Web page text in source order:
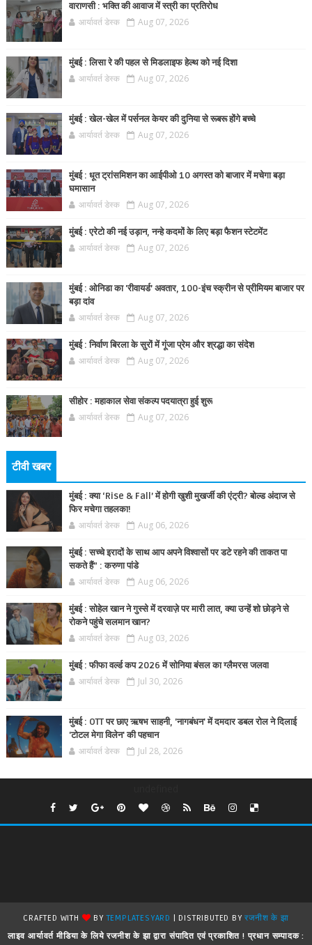
वाराणसी : भक्ति की आवाज में स्त्री का प्रतिरोध
आर्यावर्त डेस्क Aug 07, 2026
मुंबई : लिसा रे की पहल से मिडलाइफ हेल्थ को नई दिशा
आर्यावर्त डेस्क Aug 07, 2026
मुंबई : खेल-खेल में पर्सनल केयर की दुनिया से रूबरू होंगे बच्चे
आर्यावर्त डेस्क Aug 07, 2026
मुंबई : धूत ट्रांसमिशन का आईपीओ 10 अगस्त को बाजार में मचेगा बड़ा
घमासान
आर्यावर्त डेस्क Aug 07, 2026
मुंबई : एरेटो की नई उड़ान, नन्हे कदमों के लिए बड़ा फैशन स्टेटमेंट
आर्यावर्त डेस्क Aug 07, 2026
मुंबई : ओनिडा का 'रीवायर्ड’ अवतार, 100-इंच स्क्रीन से प्रीमियम बाजार पर
बड़ा दांव
आर्यावर्त डेस्क Aug 07, 2026
मुंबई : निर्वाण बिरला के सुरों में गूंजा प्रेम और श्रद्धा का संदेश
आर्यावर्त डेस्क Aug 07, 2026
सीहोर : महाकाल सेवा संकल्प पदयात्रा हुई शुरू
आर्यावर्त डेस्क Aug 07, 2026
टीवी खबर
मुंबई : क्या ‘Rise & Fall’ में होगी खुशी मुखर्जी की एंट्री? बोल्ड अंदाज से
फिर मचेगा तहलका!
आर्यावर्त डेस्क Aug 06, 2026
मुंबई : सच्चे इरादों के साथ आप अपने विश्वासों पर डटे रहने की ताकत पा
सकते हैं” : करुणा पांडे
आर्यावर्त डेस्क Aug 06, 2026
मुंबई : सोहेल खान ने गुस्से में दरवाज़े पर मारी लात, क्या उन्हें शो छोड़ने से
रोकने पहुंचे सलमान खान?
आर्यावर्त डेस्क Aug 03, 2026
मुंबई : फीफा वर्ल्ड कप 2026 में सोनिया बंसल का ग्लैमरस जलवा
आर्यावर्त डेस्क Jul 30, 2026
मुंबई : OTT पर छाए ऋषभ साहनी, 'नागबंधन' में दमदार डबल रोल ने दिलाई
'टोटल मेगा विलेन' की पहचान
आर्यावर्त डेस्क Jul 28, 2026
CRAFTED WITH BYTEMPLATESYARD | DISTRIBUTED BYरजनीश के झा
लाइव आर्यावर्त मीडिया के लिये रजनीश के झा द्वारा संपादित एवं प्रकाशित ! प्रधान सम्पादक :